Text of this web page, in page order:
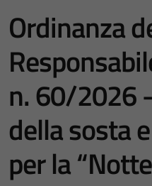
Ordinanza
n. 60/2026
della sosta
per la